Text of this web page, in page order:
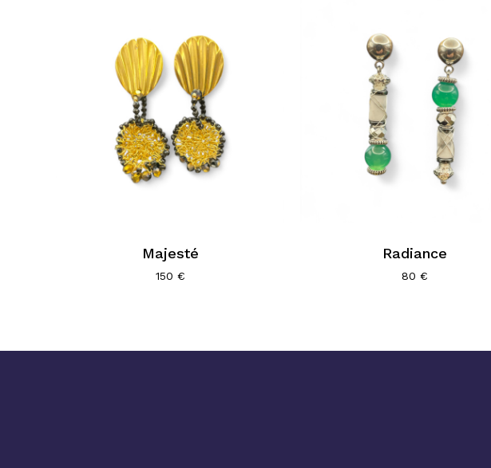
Majesté
150 €
Radiance
80 €